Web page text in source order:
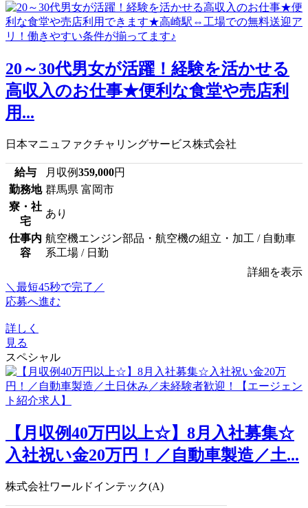
20～30代男女が活躍！経験を活かせる
高収入のお仕事★便利な食堂や売店利
用...
日本マニュファクチャリングサービス株式会社
給与 月収例359,000円
勤務地 群馬県 富岡市
寮・社
宅
あり
仕事内
容
航空機エンジン部品・航空機の組立・加工 / 自動車
系工場 / 日勤
詳細を表示
＼最短45秒で完了／
応募へ進む
詳しく
見る
スペシャル
【月収例40万円以上☆】8月入社募集☆
入社祝い金20万円！／自動車製造／土...
株式会社ワールドインテック(A)